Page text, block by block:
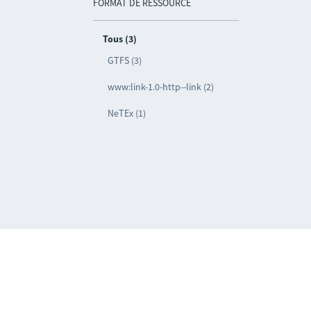
FORMAT DE RESSOURCE
Tous (3)
GTFS (3)
www:link-1.0-http--link (2)
NeTEx (1)